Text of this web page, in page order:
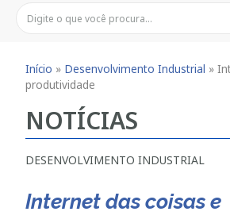
Início » Desenvolvimento Industrial »
produtividade
NOTÍCIAS
DESENVOLVIMENTO INDUSTRIAL
Internet das coisas e